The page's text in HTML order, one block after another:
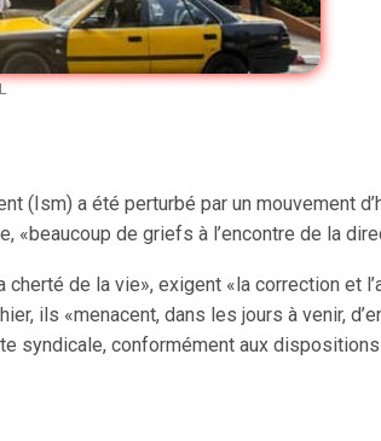
(Ism) a été perturbé par un mouvement
de griefs à l’encontre de la
de la vie», exigent «la correction et
ils «menacent, dans les jours à venir,
syndicale, conformément aux